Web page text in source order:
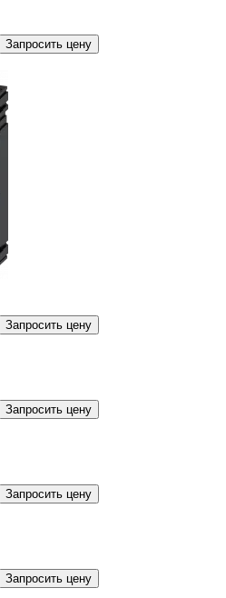
Запросить цену
Запросить цену
Запросить цену
Запросить цену
Запросить цену